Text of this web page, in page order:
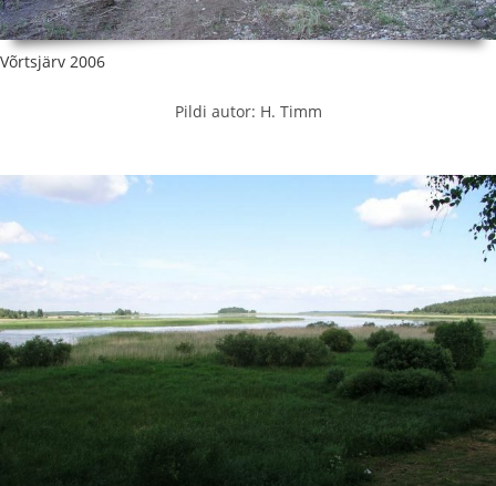
Võrtsjärv 2006
Pildi autor: H. Timm